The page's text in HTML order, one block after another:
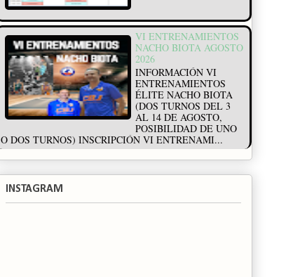
VI ENTRENAMIENTOS
NACHO BIOTA AGOSTO
2026
INFORMACIÓN VI
ENTRENAMIENTOS
ÉLITE NACHO BIOTA
(DOS TURNOS DEL 3
AL 14 DE AGOSTO,
POSIBILIDAD DE UNO
O DOS TURNOS) INSCRIPCIÓN VI ENTRENAMI...
INSTAGRAM